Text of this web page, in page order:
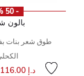
- 50 %
بالون
طوق شعر بنات
د.إ 116.00